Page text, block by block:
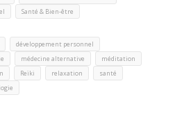
Santé & Bien-être
développement personnel
médecine alternative méditation
Reïki relaxation santé